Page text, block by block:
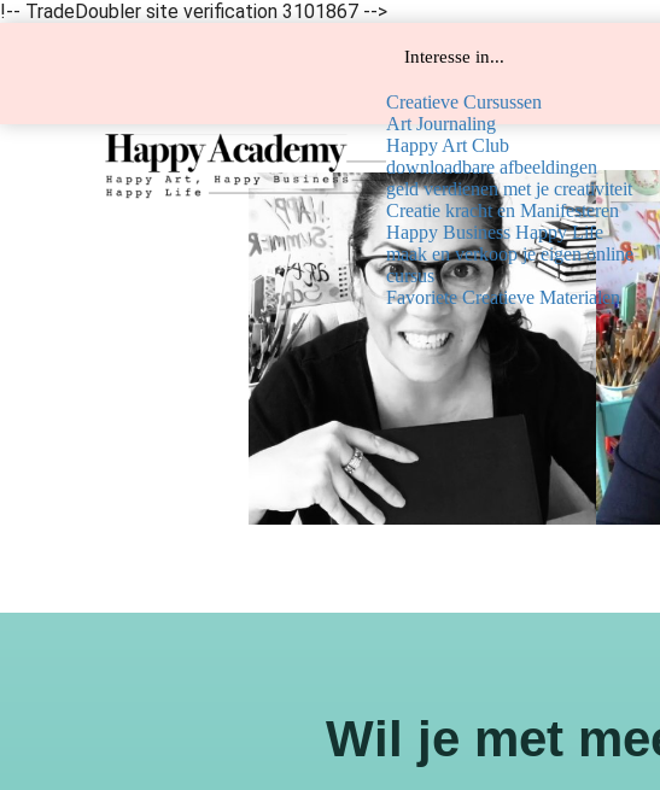
!-- TradeDoubler site verification 3101867 -->
Interesse in...
Creatieve Cursussen
Art Journaling
Happy Art Club
downloadbare afbeeldingen
geld verdienen met je creativiteit
Creatie kracht en Manifesteren
Happy Business Happy Life
maak en verkoop je eigen online
cursus
Favoriete Creatieve Materialen
Wil je met